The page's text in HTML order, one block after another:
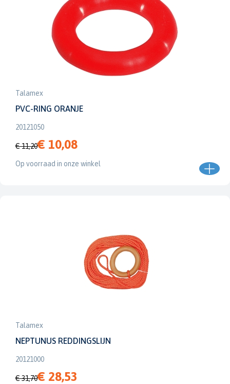
Talamex
PVC-RING ORANJE
20121050
€ 11,20€ 10,08
Op voorraad in onze winkel
Talamex
NEPTUNUS REDDINGSLIJN
20121000
€ 31,70€ 28,53